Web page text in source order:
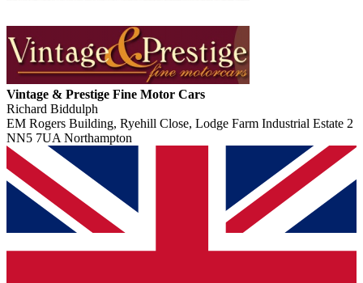
Vintage & Prestige Fine Motor Cars
Richard Biddulph
EM Rogers Building, Ryehill Close, Lodge Farm Industrial Estate 2
NN5 7UA Northampton